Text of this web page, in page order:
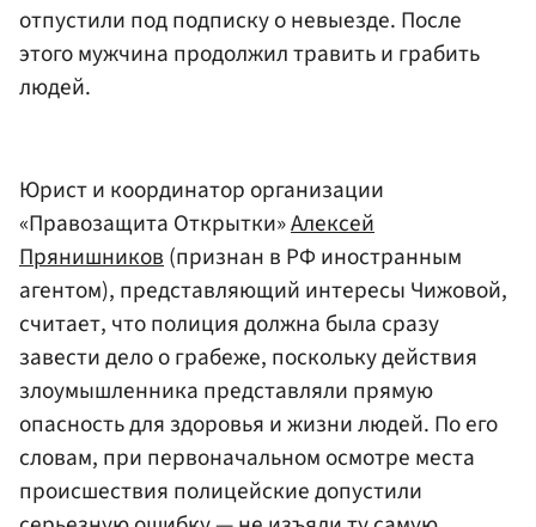
отпустили под подписку о невыезде. После
этого мужчина продолжил травить и грабить
людей.
Юрист и координатор организации
«Правозащита Открытки»Алексей
Прянишников (признан в РФ иностранным
агентом), представляющий интересы Чижовой,
считает, что полиция должна была сразу
завести дело о грабеже, поскольку действия
злоумышленника представляли прямую
опасность для здоровья и жизни людей. По его
словам, при первоначальном осмотре места
происшествия полицейские допустили